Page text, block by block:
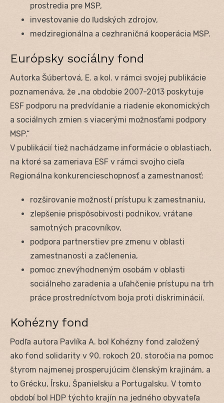
prostredia pre MSP,
investovanie do ľudských zdrojov,
medziregionálna a cezhraničná kooperácia MSP.
Európsky sociálny fond
Autorka Šúbertová, E. a kol. v rámci svojej publikácie
poznamenáva, že „na obdobie 2007-2013 poskytuje
ESF podporu na predvídanie a riadenie ekonomických
a sociálnych zmien s viacerými možnosťami podpory
MSP.“
V publikácií tiež nachádzame informácie o oblastiach,
na ktoré sa zameriava ESF v rámci svojho cieľa
Regionálna konkurencieschopnosť a zamestnanosť:
rozširovanie možností prístupu k zamestnaniu,
zlepšenie prispôsobivosti podnikov, vrátane
samotných pracovníkov,
podpora partnerstiev pre zmenu v oblasti
zamestnanosti a začlenenia,
pomoc znevýhodneným osobám v oblasti
sociálneho zaradenia a uľahčenie prístupu na trh
práce prostredníctvom boja proti diskriminácií.
Kohézny fond
Podľa autora Pavlíka A. bol Kohézny fond založený
ako fond solidarity v 90. rokoch 20. storočia na pomoc
štyrom najmenej prosperujúcim členským krajinám, a
to Grécku, Írsku, Španielsku a Portugalsku. V tomto
období bol HDP týchto krajín na jedného obyvateľa